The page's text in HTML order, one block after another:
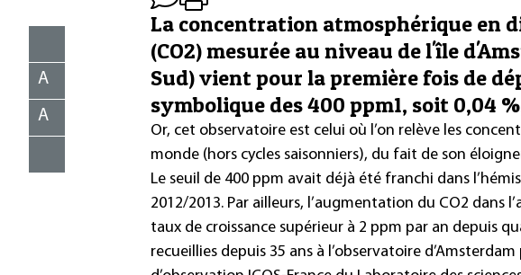
A
A
La concentration atmosphérique en
(CO2) mesurée au niveau de l'île
Sud) vient pour la première fois de
symbolique des 400 ppm1, soit 0,04
Or, cet observatoire est celui où l’on relève les
monde (hors cycles saisonniers), du fait de son
Le seuil de 400 ppm avait déjà été franchi dans
2012/2013. Par ailleurs, l’augmentation du CO2 dans
taux de croissance supérieur à 2 ppm par an depuis
recueillies depuis 35 ans à l’observatoire